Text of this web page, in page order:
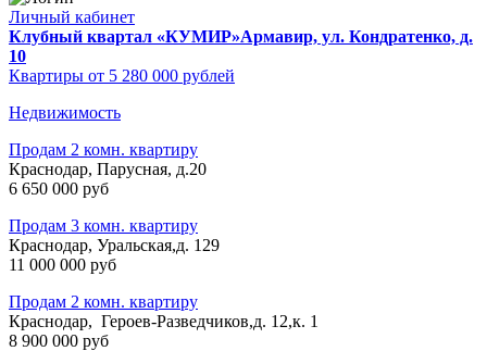
Личный кабинет
Клубный квартал «КУМИР»Армавир, ул. Кондратенко, д.
10
Квартиры от 5 280 000 рублей
Недвижимость
Продам 2 комн. квартиру
Краснодар, Парусная, д.20
6 650 000 руб
Продам 3 комн. квартиру
Краснодар, Уральская,д. 129
11 000 000 руб
Продам 2 комн. квартиру
Краснодар, Героев-Разведчиков,д. 12,к. 1
8 900 000 руб